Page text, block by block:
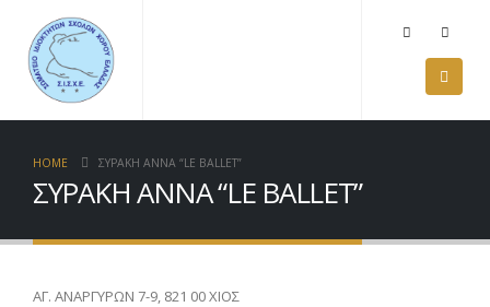
HOME ΣΥΡΑΚΗ ΑΝΝΑ “LE BALLET”
ΣΥΡΑΚΗ ΑΝΝΑ “LE BALLET”
ΑΓ. ΑΝΑΡΓΥΡΩΝ 7-9, 821 00 ΧΙΟΣ